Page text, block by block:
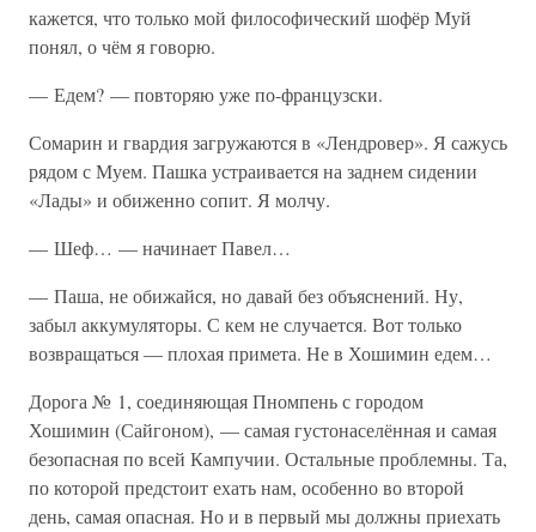
кажется, что только мой философический шофёр Муй
понял, о чём я говорю.
— Едем? — повторяю уже по-французски.
Сомарин и гвардия загружаются в «Лендровер». Я сажусь
рядом с Муем. Пашка устраивается на заднем сидении
«Лады» и обиженно сопит. Я молчу.
— Шеф… — начинает Павел…
— Паша, не обижайся, но давай без объяснений. Ну,
забыл аккумуляторы. С кем не случается. Вот только
возвращаться — плохая примета. Не в Хошимин едем…
Дорога № 1, соединяющая Пномпень с городом
Хошимин (Сайгоном), — самая густонаселённая и самая
безопасная по всей Кампучии. Остальные проблемны. Та,
по которой предстоит ехать нам, особенно во второй
день, самая опасная. Но и в первый мы должны приехать